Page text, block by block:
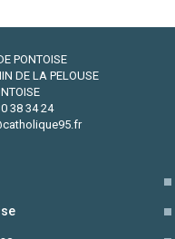
PONTOISE
DE LA PELOUSE
38 34 24